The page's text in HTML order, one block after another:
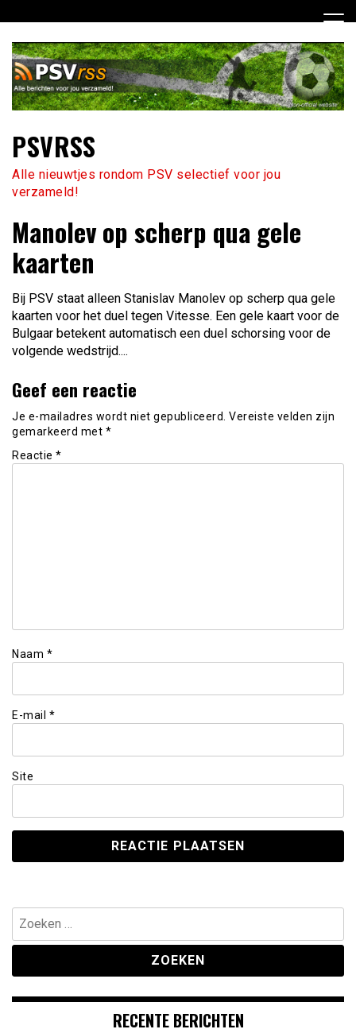
naar
inhoud
PSVRSS
Alle nieuwtjes rondom PSV selectief voor jou
verzameld!
Manolev op scherp qua gele
kaarten
Bij PSV staat alleen Stanislav Manolev op scherp qua gele
kaarten voor het duel tegen Vitesse. Een gele kaart voor de
Bulgaar betekent automatisch een duel schorsing voor de
volgende wedstrijd....
Geef een reactie
Je e-mailadres wordt niet gepubliceerd. Vereiste velden zijn
gemarkeerd met *
Reactie *
Naam *
E-mail *
Site
Zoeken
naar:
RECENTE BERICHTEN